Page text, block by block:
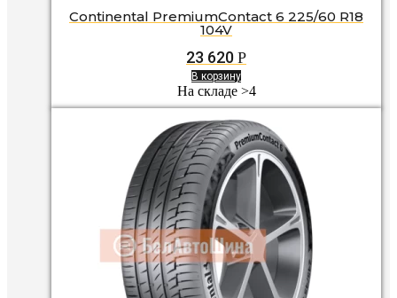
Continental PremiumContact 6 225/60 R18
104V
23 620 Р
В корзину
На складе >4